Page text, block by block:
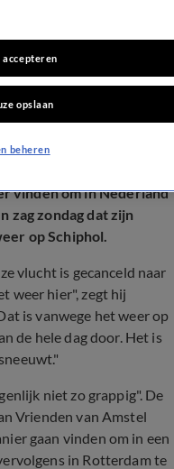
Douwe
vinden om in Nederland
zag zondag dat zijn
op Schiphol.
vlucht is gecanceld naar
weer hier", zegt hij
is vanwege het weer op
de hele dag door. Het is
niet zo grappig". De
Vrienden van Amstel
gaan vinden om in een
in Rotterdam te
accepteren
opslaan
beheren